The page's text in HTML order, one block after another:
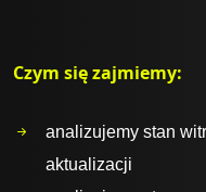
Czym się zajmiemy:
analizujemy stan
aktualizacji